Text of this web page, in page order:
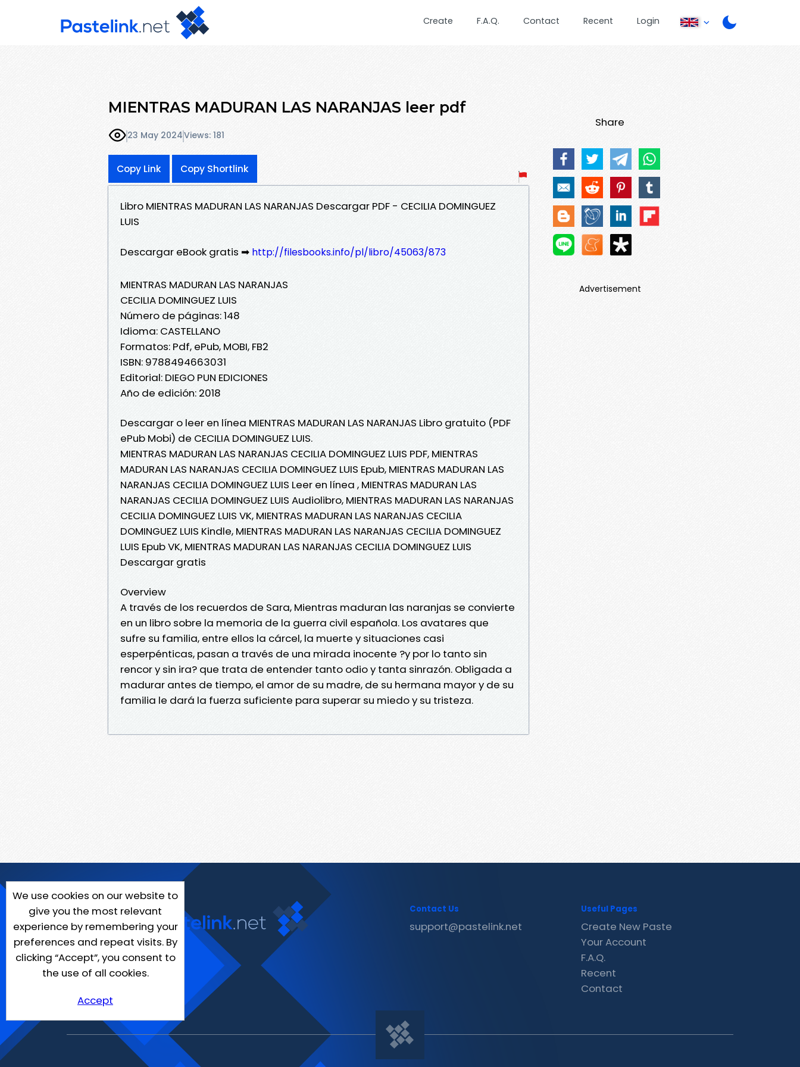
Create F.A.Q. Contact Recent Login
MIENTRAS MADURAN LAS NARANJAS leer pdf
23 May 2024Views: 181
Copy Link Copy Shortlink
Libro MIENTRAS MADURAN LAS NARANJAS Descargar PDF - CECILIA DOMINGUEZ
LUIS
Descargar eBook gratis ➡ http://filesbooks.info/pl/libro/45063/873
MIENTRAS MADURAN LAS NARANJAS
CECILIA DOMINGUEZ LUIS
Número de páginas: 148
Idioma: CASTELLANO
Formatos: Pdf, ePub, MOBI, FB2
ISBN: 9788494663031
Editorial: DIEGO PUN EDICIONES
Año de edición: 2018
Descargar o leer en línea MIENTRAS MADURAN LAS NARANJAS Libro gratuito (PDF
ePub Mobi) de CECILIA DOMINGUEZ LUIS.
MIENTRAS MADURAN LAS NARANJAS CECILIA DOMINGUEZ LUIS PDF, MIENTRAS
MADURAN LAS NARANJAS CECILIA DOMINGUEZ LUIS Epub, MIENTRAS MADURAN LAS
NARANJAS CECILIA DOMINGUEZ LUIS Leer en línea , MIENTRAS MADURAN LAS
NARANJAS CECILIA DOMINGUEZ LUIS Audiolibro, MIENTRAS MADURAN LAS NARANJAS
CECILIA DOMINGUEZ LUIS VK, MIENTRAS MADURAN LAS NARANJAS CECILIA
DOMINGUEZ LUIS Kindle, MIENTRAS MADURAN LAS NARANJAS CECILIA DOMINGUEZ
LUIS Epub VK, MIENTRAS MADURAN LAS NARANJAS CECILIA DOMINGUEZ LUIS
Descargar gratis
Overview
A través de los recuerdos de Sara, Mientras maduran las naranjas se convierte
en un libro sobre la memoria de la guerra civil española. Los avatares que
sufre su familia, entre ellos la cárcel, la muerte y situaciones casi
esperpénticas, pasan a través de una mirada inocente ?y por lo tanto sin
rencor y sin ira? que trata de entender tanto odio y tanta sinrazón. Obligada a
madurar antes de tiempo, el amor de su madre, de su hermana mayor y de su
familia le dará la fuerza suficiente para superar su miedo y su tristeza.
Share
Advertisement
We use cookies on our website to
give you the most relevant
experience by remembering your
preferences and repeat visits. By
clicking “Accept”, you consent to
the use of all cookies.
Accept
Contact Us
support@pastelink.net
Useful Pages
Create New Paste
Your Account
F.A.Q.
Recent
Contact